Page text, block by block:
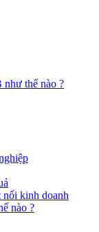
thế nào ?
kinh doanh
nào ?